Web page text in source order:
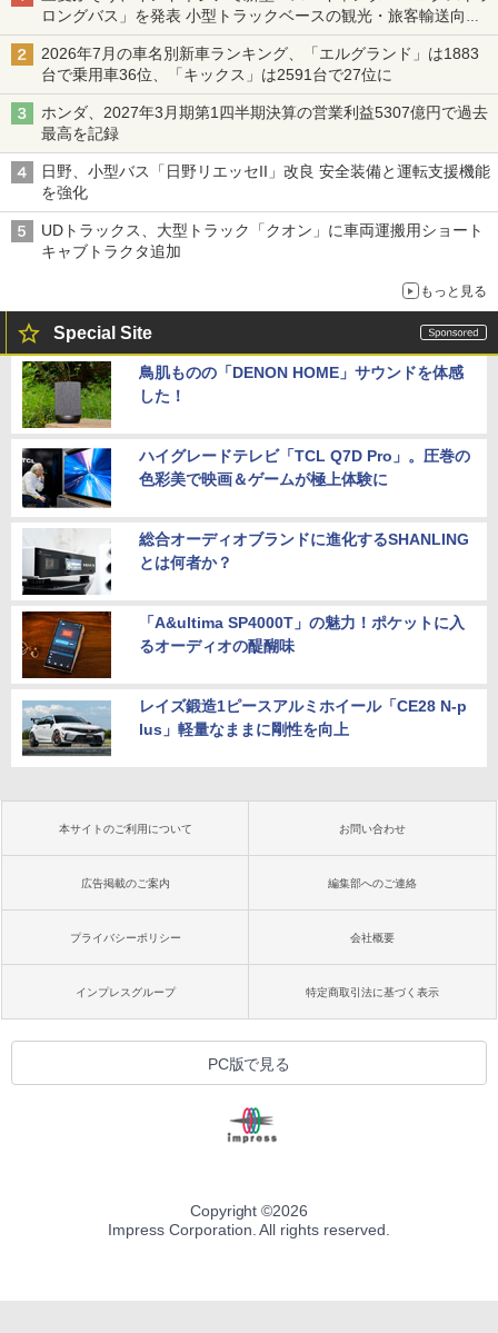
ロングバス」を発表 小型トラックベースの観光・旅客輸送向け
バス
2026年7月の車名別新車ランキング、「エルグランド」は1883
台で乗用車36位、「キックス」は2591台で27位に
ホンダ、2027年3月期第1四半期決算の営業利益5307億円で過去
最高を記録
日野、小型バス「日野リエッセII」改良 安全装備と運転支援機能
を強化
UDトラックス、大型トラック「クオン」に車両運搬用ショート
キャブトラクタ追加
もっと見る
Special Site
鳥肌ものの「DENON HOME」サウンドを体感
した！
ハイグレードテレビ「TCL Q7D Pro」。圧巻の
色彩美で映画＆ゲームが極上体験に
総合オーディオブランドに進化するSHANLING
とは何者か？
「A&ultima SP4000T」の魅力！ポケットに入
るオーディオの醍醐味
レイズ鍛造1ピースアルミホイール「CE28 N-p
lus」軽量なままに剛性を向上
本サイトのご利用について お問い合わせ
広告掲載のご案内 編集部へのご連絡
プライバシーポリシー 会社概要
インプレスグループ 特定商取引法に基づく表示
PC版で見る
Copyright ©2026
Impress Corporation. All rights reserved.